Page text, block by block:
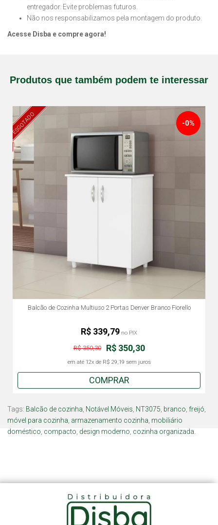
entregador. Evite problemas futuros.
Não nos responsabilizamos pela montagem do produto.
Acesse Disba e compre agora!
Produtos que também podem te interessar
ESGOTADO
Balcão de Cozinha Multiuso 2 Portas Denver Branco Fiorello
-0%
R$ 350,30
R$ 350,30
em até 12x de R$ 29,19 sem juros
R$ 339,79 no PIX
COMPRAR
Tags: Balcão de cozinha Notável Móveis NT3075 branco freijó
móvel para cozinha armazenamento cozinha mobiliário
doméstico compacto design moderno cozinha organizada.